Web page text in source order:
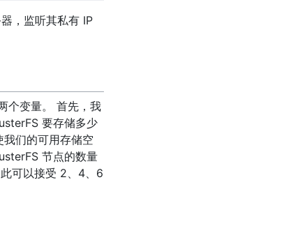
，监听其私有 IP
个变量。 首先，我
要存储多少
们的可用存储空
节点的数量
可以接受 2、4、6